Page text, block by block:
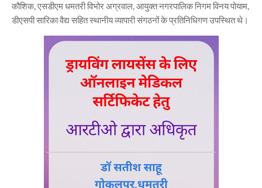
कौशिक, एसडीएम धमतरी विभोर अग्रवाल, आयुक्त नगरपालिक निगम विनय पोयाम,
डीएसपी सारिका वैद्य सहित स्थानीय व्यापारी संगठनों के प्रतिनिधिगण उपस्थित थे।